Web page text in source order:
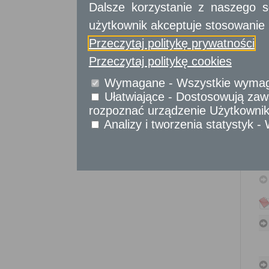
Sprawy obywatelskie
Udostępnianie informacji publicznej
Urząd Stanu Cywilnego
Usługi
dla przedsiębiorców
Usługidla instytucji,
urzędów
Dalsze korzystanie z naszego
użytkownik akceptuje stosowanie
Przeczytaj politykę prywatności
Przeczytaj politykę cookies
Wymagane - Wszystkie
Ułatwiające - Dostosowują
rozpoznać urządzenie
Analizy i tworzenia statystyk -